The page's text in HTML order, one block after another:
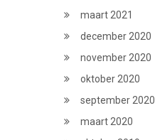
maart 2021
december 2020
november 2020
oktober 2020
september 2020
maart 2020